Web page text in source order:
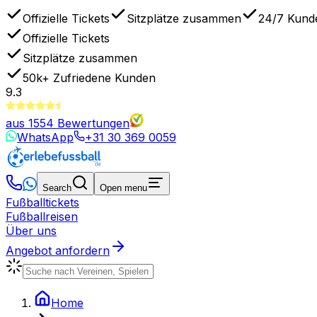
Offizielle Tickets Sitzplätze zusammen
24/7
Offizielle Tickets
Sitzplätze zusammen
50k+ Zufriedene Kunden
9.3
aus 1554 Bewertungen
WhatsApp
+31 30 369 0059
Search Open menu
Fußballtickets
Fußballreisen
Über uns
Angebot anfordern
Home